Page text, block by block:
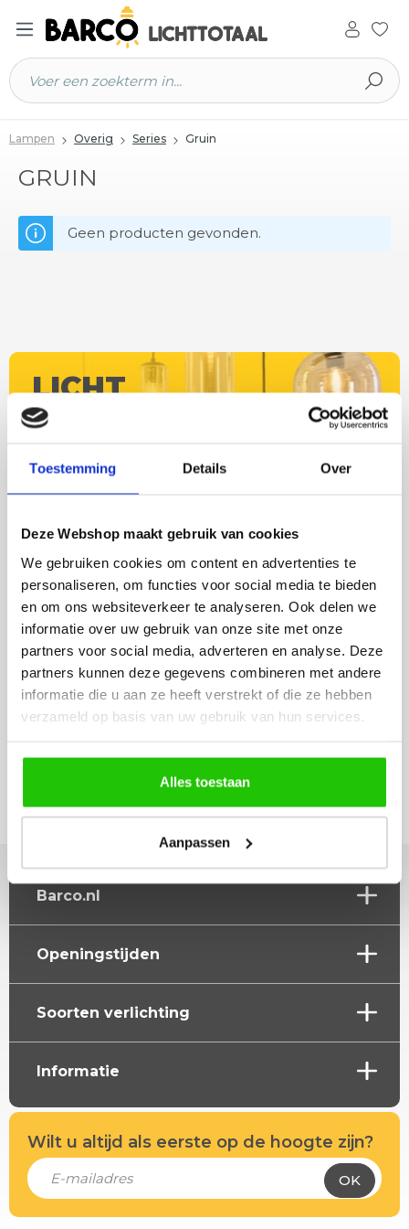
Toestemming Details Over
Deze Webshop maakt gebruik van cookies
We gebruiken cookies om content en advertenties te
personaliseren, om functies voor social media te bieden
en om ons websiteverkeer te analyseren. Ook delen we
informatie over uw gebruik van onze site met onze
partners voor social media, adverteren en analyse. Deze
partners kunnen deze gegevens combineren met andere
informatie die u aan ze heeft verstrekt of die ze hebben
verzameld op basis van uw gebruik van hun services.
Alles toestaan
Aanpassen
hoofdinhoud
Lampen Overig Series Gruin
GRUIN
Geen producten gevonden.
LICHT
ADVIES
Raadpleeg adviseur
WINKEL
BEZOEKEN
Routebeschrijving
HELPDESK
RAADPLEGEN
Veelgestelde vragen
Barco.nl
Openingstijden
Soorten verlichting
Informatie
Wilt u altijd als eerste op de hoogte zijn?
OK